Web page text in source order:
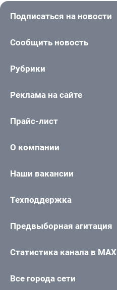
Подписаться на новости
Сообщить новость
Рубрики
Реклама на сайте
Прайс-лист
О компании
Наши вакансии
Техподдержка
Предвыборная агитация
Статистика канала в MAX
Все города сети